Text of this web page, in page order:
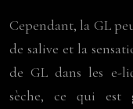
Cependant, la GL
de salive et la
de GL dans les e-
sèche, ce qui est